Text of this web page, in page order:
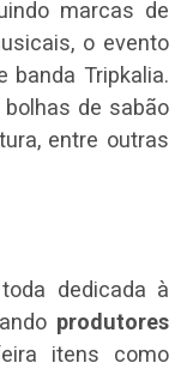
marcas de
o evento
banda Tripkalia.
de sabão
entre outras
dedicada à
produtores
itens como